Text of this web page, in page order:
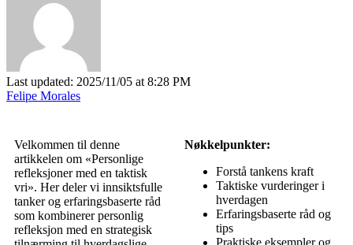
Last updated: 2025/11/05 at 8:28 PM
Felipe Morales
Velkommen til denne
artikkelen om «Personlige
refleksjoner med en taktisk
vri». Her deler vi innsiktsfulle
tanker og erfaringsbaserte råd
som kombinerer personlig
refleksjon med en strategisk
Nøkkelpunkter:
Forstå tankens kraft
Taktiske vurderinger i
hverdagen
Erfaringsbaserte råd og
tips
Praktiske eksempler og